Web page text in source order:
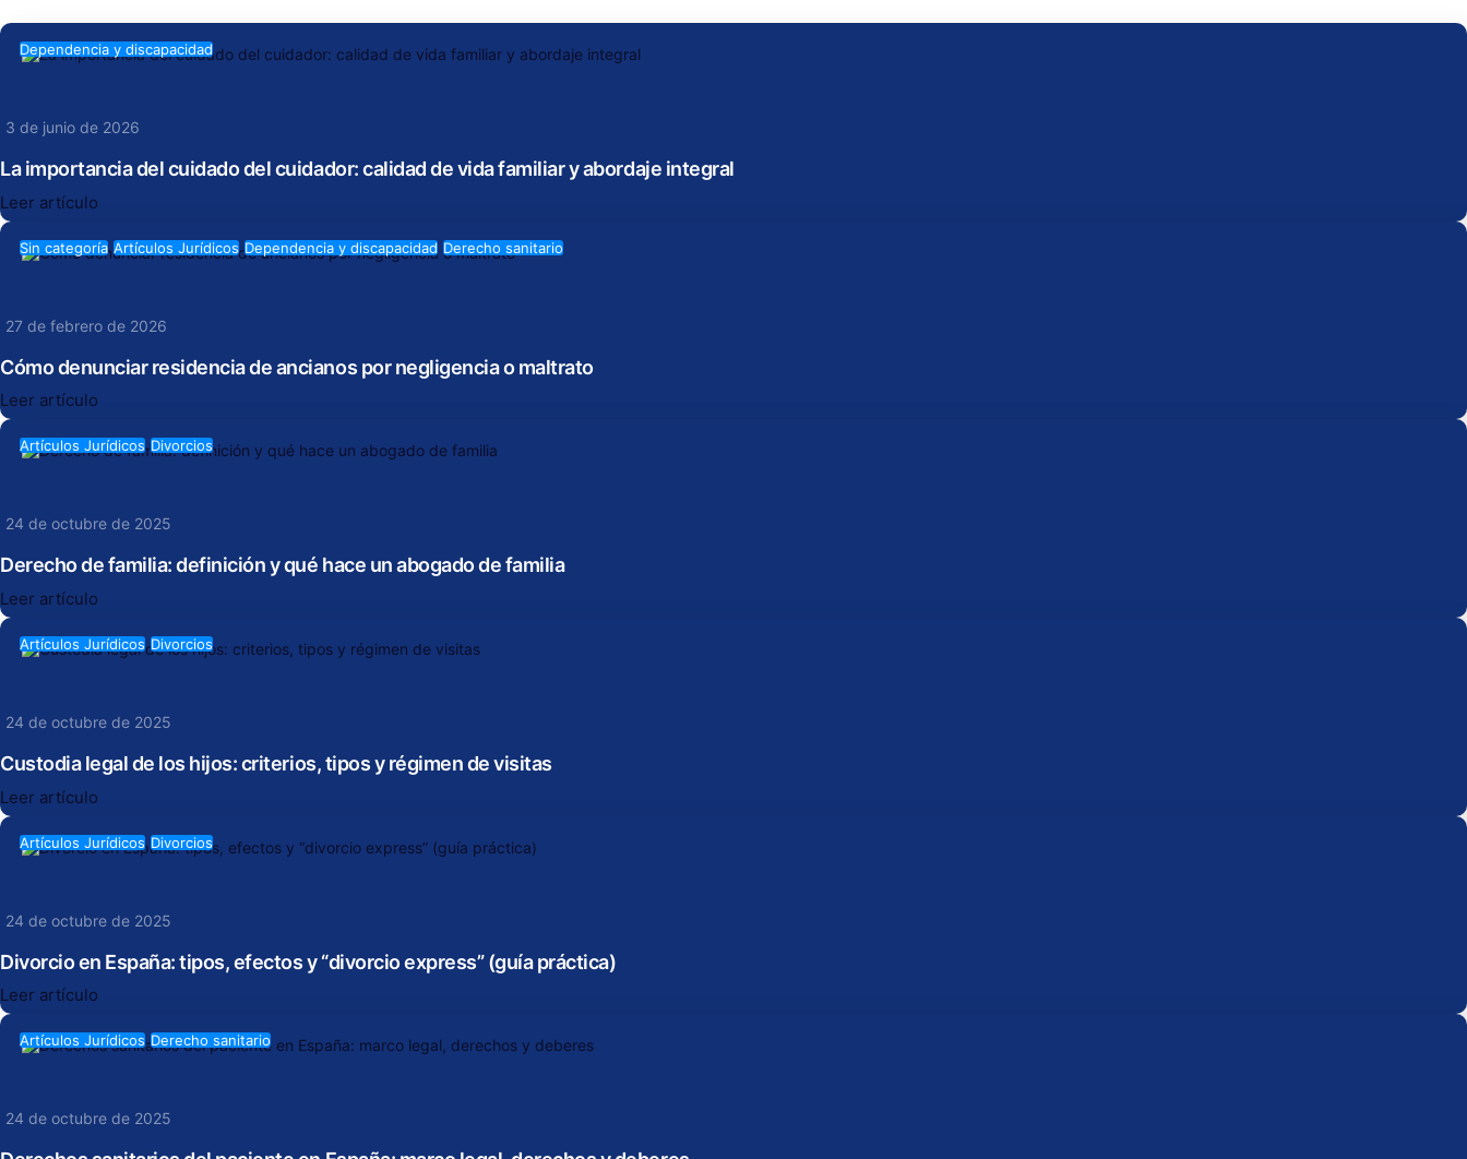
Dependencia y discapacidad
3 de junio de 2026
La importancia del cuidado del cuidador: calidad de vida familiar y abordaje integral
Leer artículo
Sin categoría Artículos Jurídicos Dependencia y discapacidad Derecho sanitario
27 de febrero de 2026
Cómo denunciar residencia de ancianos por negligencia o maltrato
Leer artículo
Artículos Jurídicos Divorcios
24 de octubre de 2025
Derecho de familia: definición y qué hace un abogado de familia
Leer artículo
Artículos Jurídicos Divorcios
24 de octubre de 2025
Custodia legal de los hijos: criterios, tipos y régimen de visitas
Leer artículo
Artículos Jurídicos Divorcios
24 de octubre de 2025
Divorcio en España: tipos, efectos y “divorcio express” (guía práctica)
Leer artículo
Artículos Jurídicos Derecho sanitario
24 de octubre de 2025